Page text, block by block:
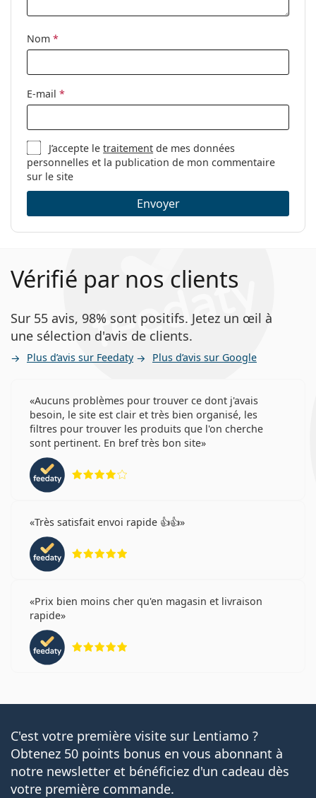
Clip-on:
Non
Accessoires
nettoyage:
Sexe:
Pour femmes
Catégorie:
Lunettes de vue
Marque:
Tom Ford
Code:
FT6051-B/V 001 56
Nom *
E-mail *
J’accepte letraitement de mes données
personnelles et la publication de mon commentaire
sur le site
Envoyer
Vérifié par nos clients
Sur 55 avis, 98% sont positifs. Jetez un œil à
une sélection d'avis de clients.
Plus d’avis sur Feedaty Plus d’avis sur Google
Aucuns problèmes pour trouver ce dont j'avais
besoin, le site est clair et très bien organisé, les
filtres pour trouver les produits que l'on cherche
sont pertinent. En bref très bon site
Très satisfait envoi rapide 👍👍
Prix bien moins cher qu'en magasin et livraison
rapide
C'est votre première visite sur Lentiamo ?
Obtenez 50 points bonus en vous abonnant à
notre newsletter et bénéficiez d'un cadeau dès
votre première commande.